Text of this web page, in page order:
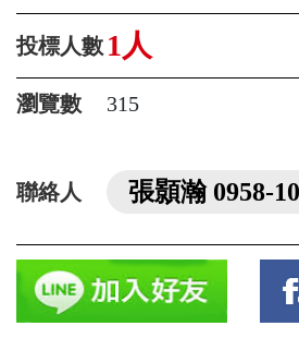
投標人數 1人
瀏覽數 315
聯絡人 張顥瀚 0958-